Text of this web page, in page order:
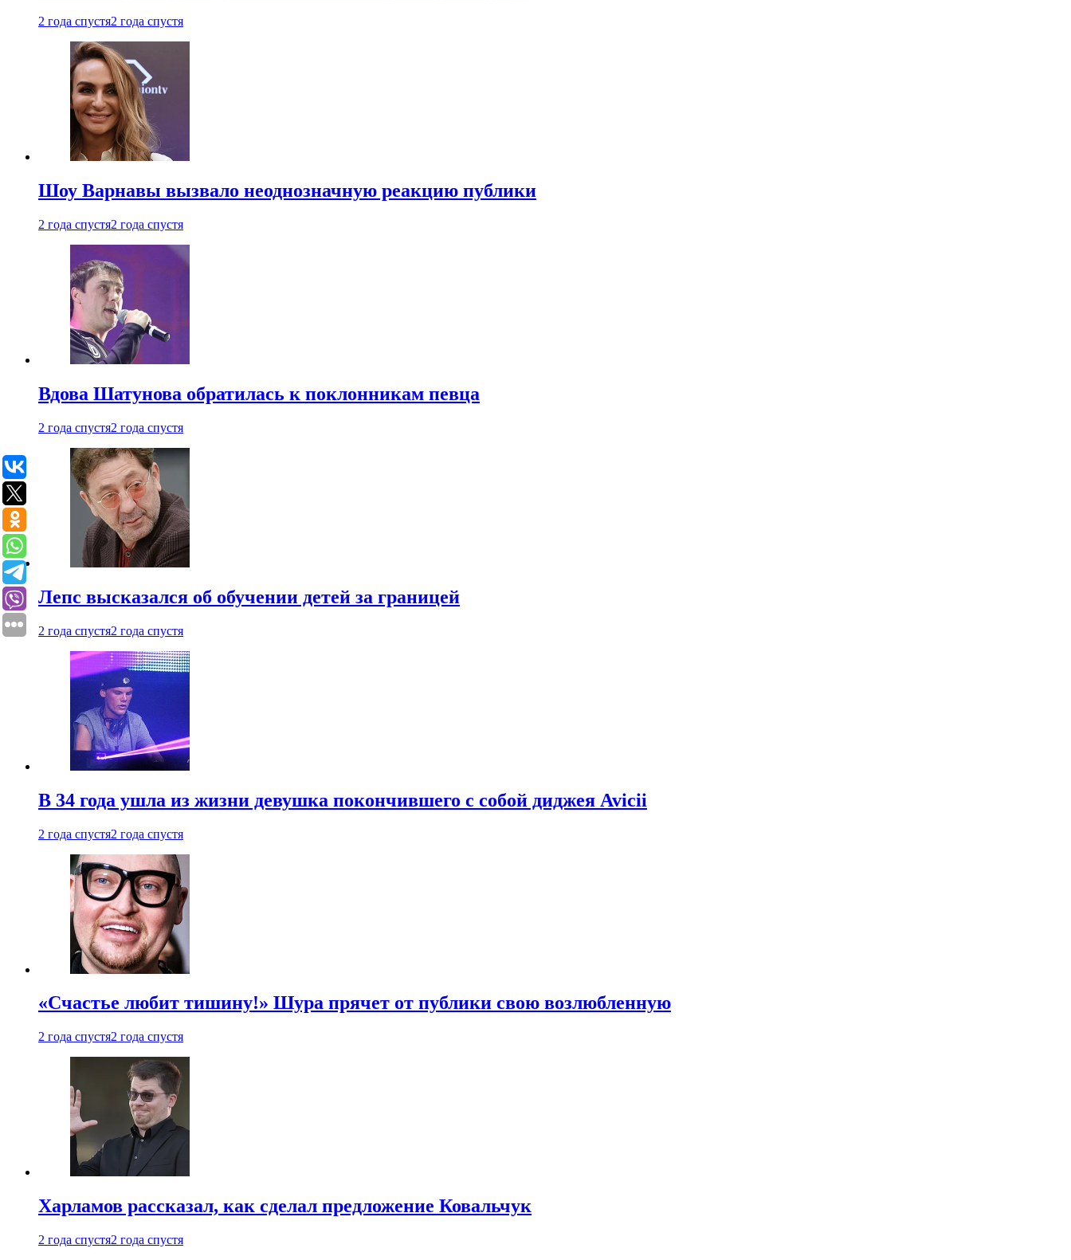
2 года спустя2 года спустя
Шоу Варнавы вызвало неоднозначную реакцию публики
2 года спустя2 года спустя
Вдова Шатунова обратилась к поклонникам певца
2 года спустя2 года спустя
Лепс высказался об обучении детей за границей
2 года спустя2 года спустя
В 34 года ушла из жизни девушка покончившего с собой диджея Avicii
2 года спустя2 года спустя
«Счастье любит тишину!» Шура прячет от публики свою возлюбленную
2 года спустя2 года спустя
Харламов рассказал, как сделал предложение Ковальчук
2 года спустя2 года спустя